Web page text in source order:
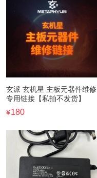
玄派 玄机星 主板元器件维修
专用链接【私拍不发货】
¥180